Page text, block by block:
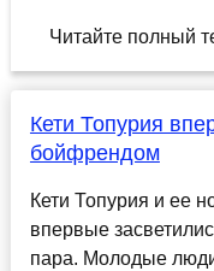
Читайте полный
Кети Топурия
бойфрендом
Кети Топурия и ее
впервые
пара. Молодые